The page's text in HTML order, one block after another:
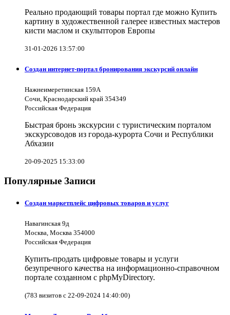
Реально продающий товары портал где можно Купить
картину в художественной галерее известных мастеров
кисти маслом и скульпторов Европы
31-01-2026 13:57:00
Создан интернет-портал бронирования экскурсий онлайн
Нажнеимеретинская 159А
Сочи, Краснодарский край 354349
Российская Федерация
Быстрая бронь экскурсии с туристическим порталом
экскурсоводов из города-курорта Сочи и Республики
Абхазии
20-09-2025 15:33:00
Популярные Записи
Создан маркетплейс цифровых товаров и услуг
Навагинская 9д
Москва, Москва 354000
Российская Федерация
Купить-продать цифровые товары и услуги
безупречного качества на информационно-справочном
портале созданном с phpMyDirectory.
(783 визитов с 22-09-2024 14:40:00)